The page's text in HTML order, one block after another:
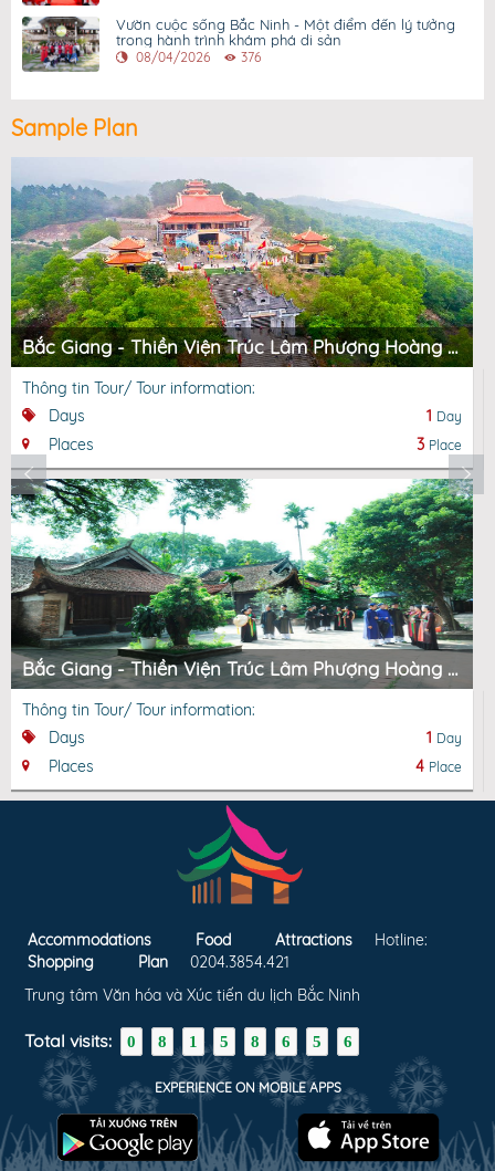
Vườn cuộc sống Bắc Ninh - Một điểm đến lý tưởng
trong hành trình khám phá di sản
08/04/2026 376
Sample Plan
Bắc Giang - Thiền Viện Trúc Lâm Phượng Hoàng - Chùa Vĩnh Nghiêm - Suối Mỡ - Suối Mỡ
Thông tin Tour/ Tour information:
Days
1 Day
Places 3 Place
Bắc Giang - Thiền Viện Trúc Lâm Phượng Hoàng – Chùa Vĩnh Nghiêm – KDL Tâm Linh Sinh Thái Tây Yên Tử
Thông tin Tour/ Tour information:
Days
1 Day
Places 4 Place
Accommodations Food
Attractions
Shopping
Plan
Hotline:
0204.3854.421
Trung tâm Văn hóa và Xúc tiến du lịch Bắc Ninh
Total visits: 0 8 1 5 8 6 5 6
EXPERIENCE ON MOBILE APPS